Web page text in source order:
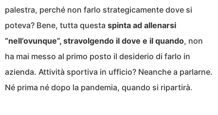
palestra, perché non farlo strategicamente dove si
poteva? Bene, tutta questa spinta ad allenarsi
“nell’ovunque”, stravolgendo il dove e il quando, non
ha mai messo al primo posto il desiderio di farlo in
azienda. Attività sportiva in ufficio? Neanche a parlarne.
Né prima né dopo la pandemia, quando si ripartirà.